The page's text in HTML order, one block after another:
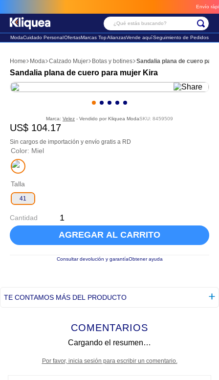
Envío rápido,
¿Qué estás buscando?
ModaCuidado PersonalOfertasMarcas TopAlianzasVende aquíSeguimiento de Pedidos
Moda Calzado Mujer Botas y botines Sandalia plana de cuero
Sandalia plana de cuero para mujer Kira
Marca: Velez - Vendido por Kliquea ModaSKU: 8459509
US$ 104.17
Sin cargos de importación y envío gratis a RD
Color: Miel
Talla
41
Cantidad
AGREGAR AL CARRITO
Consultar devolución y garantíaObtener ayuda
TE CONTAMOS MÁS DEL PRODUCTO
COMENTARIOS
Cargando el resumen…
Por favor, inicia sesión para escribir un comentario.
2. sandalia